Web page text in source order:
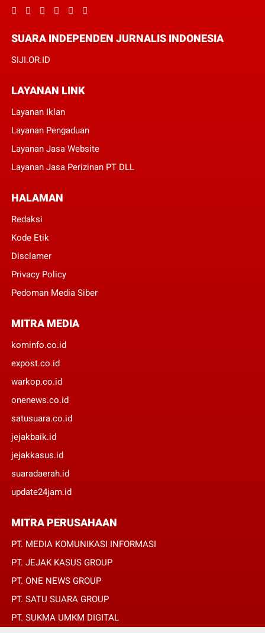
SUARA INDEPENDEN JURNALIS INDONESIA
SIJI.OR.ID
LAYANAN LINK
Layanan Iklan
Layanan Pengaduan
Layanan Jasa Website
Layanan Jasa Perizinan PT DLL
HALAMAN
Redaksi
Kode Etik
Disclamer
Privacy Policy
Pedoman Media Siber
MITRA MEDIA
kominfo.co.id
expost.co.id
warkop.co.id
onenews.co.id
satusuara.co.id
jejakbaik.id
jejakkasus.id
suaradaerah.id
update24jam.id
MITRA PERUSAHAAN
PT. MEDIA KOMUNIKASI INFORMASI
PT. JEJAK KASUS GROUP
PT. ONE NEWS GROUP
PT. SATU SUARA GROUP
PT. SUKMA UMKM DIGITAL